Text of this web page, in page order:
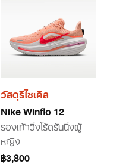
วัสดุรีไซเคิล
Nike Winflo 12
รองเท้าวิ่งโร้ดรันนิ่งผู้
หญิง
฿3,800